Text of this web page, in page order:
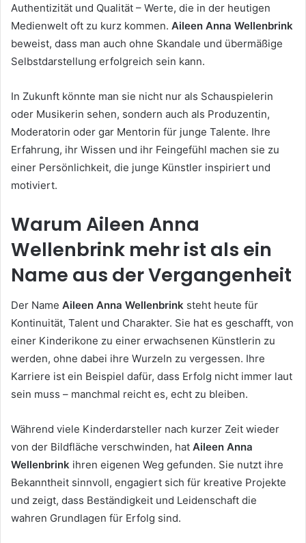
Authentizität und Qualität – Werte, die in der heutigen
Medienwelt oft zu kurz kommen. Aileen Anna Wellenbrink
beweist, dass man auch ohne Skandale und übermäßige
Selbstdarstellung erfolgreich sein kann.
In Zukunft könnte man sie nicht nur als Schauspielerin
oder Musikerin sehen, sondern auch als Produzentin,
Moderatorin oder gar Mentorin für junge Talente. Ihre
Erfahrung, ihr Wissen und ihr Feingefühl machen sie zu
einer Persönlichkeit, die junge Künstler inspiriert und
motiviert.
Warum Aileen Anna
Wellenbrink mehr ist als ein
Name aus der Vergangenheit
Der Name Aileen Anna Wellenbrink steht heute für
Kontinuität, Talent und Charakter. Sie hat es geschafft, von
einer Kinderikone zu einer erwachsenen Künstlerin zu
werden, ohne dabei ihre Wurzeln zu vergessen. Ihre
Karriere ist ein Beispiel dafür, dass Erfolg nicht immer laut
sein muss – manchmal reicht es, echt zu bleiben.
Während viele Kinderdarsteller nach kurzer Zeit wieder
von der Bildfläche verschwinden, hat Aileen Anna
Wellenbrink ihren eigenen Weg gefunden. Sie nutzt ihre
Bekanntheit sinnvoll, engagiert sich für kreative Projekte
und zeigt, dass Beständigkeit und Leidenschaft die
wahren Grundlagen für Erfolg sind.